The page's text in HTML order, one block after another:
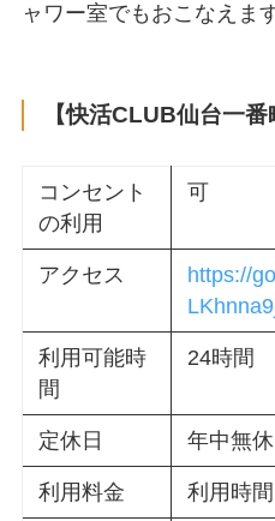
ャワー室でもおこなえます
【快活CLUB仙台一番
コンセント
の利用
可
アクセス
https://
利用可能時
間
24時間
定休日 年中無休
利用料金 利用時